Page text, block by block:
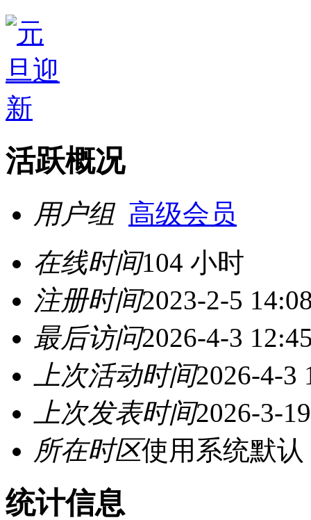
活跃概况
用户组 高级会员
在线时间104 小时
注册时间2023-2-5
最后访问2026-4-3
上次活动时间2026-4-3
上次发表时间2026-3-
所在时区使用系统默认
统计信息